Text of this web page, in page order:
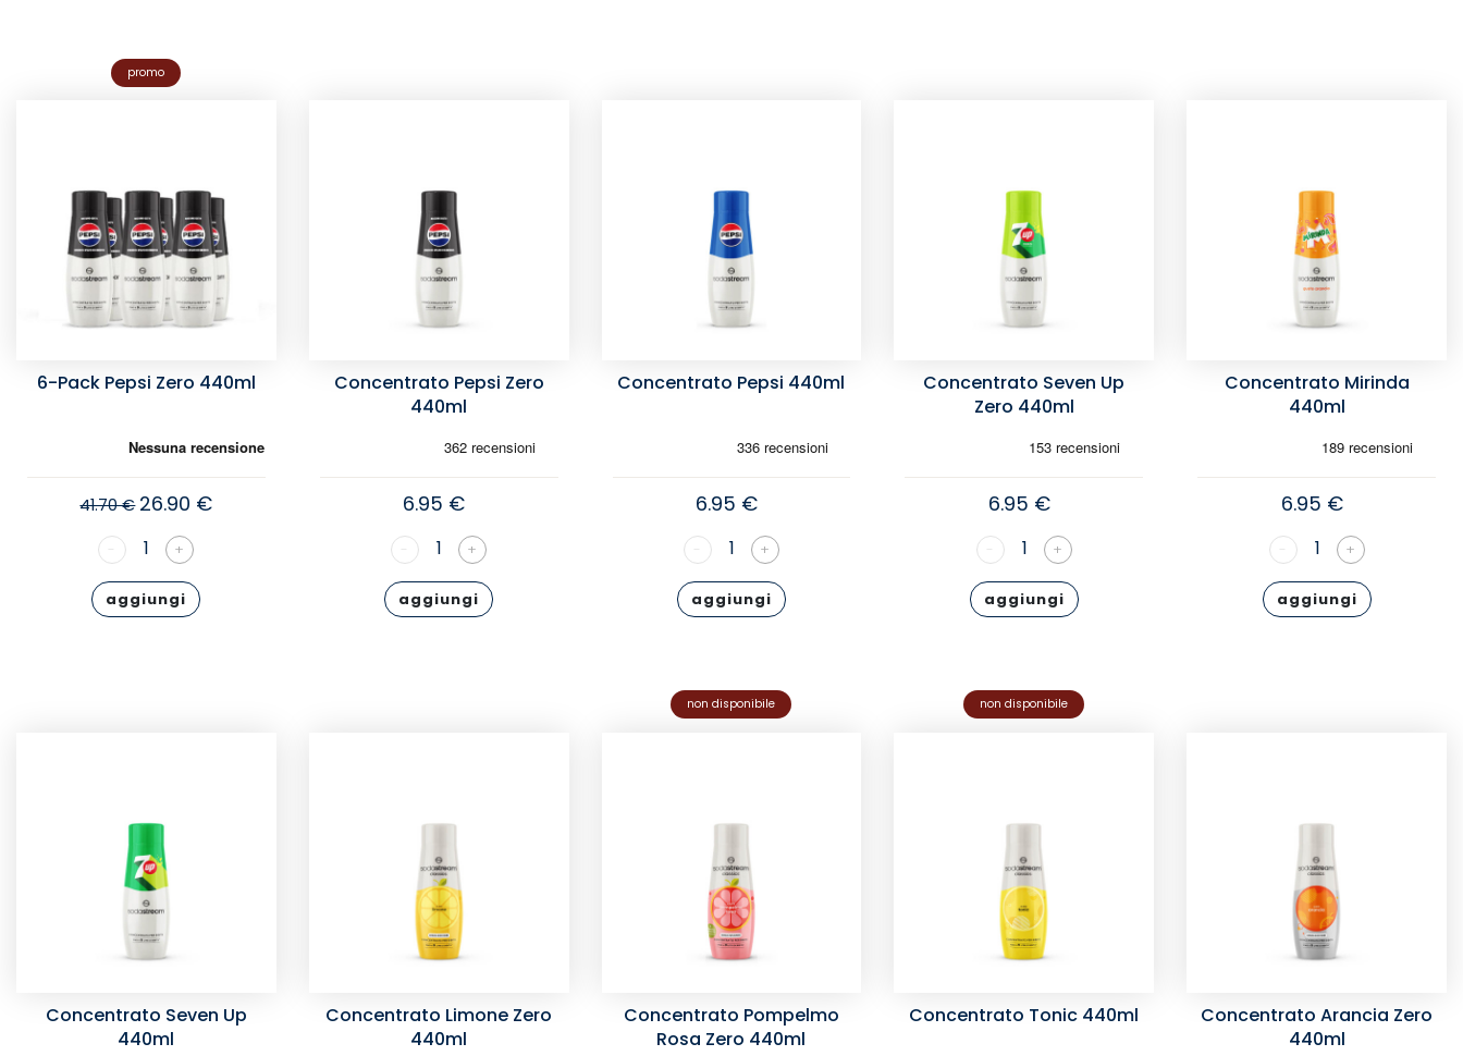
promo
6-Pack Pepsi Zero 440ml
41.70 € 26.90 €
1 +
aggiungi
Concentrato Pepsi Zero
440ml
6.95 €
1 +
aggiungi
Concentrato Pepsi 440ml
6.95 €
1 +
aggiungi
Concentrato Seven Up
Zero 440ml
6.95 €
1 +
aggiungi
Concentrato Mirinda
440ml
6.95 €
1 +
aggiungi
Concentrato Seven Up
440ml
Concentrato Limone Zero
440ml
non disponibile
Concentrato Pompelmo
Rosa Zero 440ml
non disponibile
Concentrato Tonic 440ml
Concentrato Arancia Zero
440ml